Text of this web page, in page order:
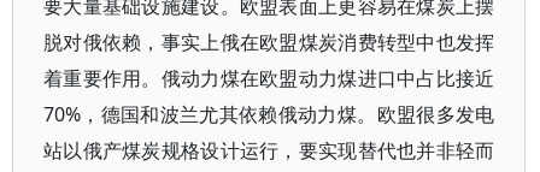
要大量基础设施建设。欧盟表面上更容易在煤炭上摆
脱对俄依赖，事实上俄在欧盟煤炭消费转型中也发挥
着重要作用。俄动力煤在欧盟动力煤进口中占比接近
70%，德国和波兰尤其依赖俄动力煤。欧盟很多发电
站以俄产煤炭规格设计运行，要实现替代也并非轻而